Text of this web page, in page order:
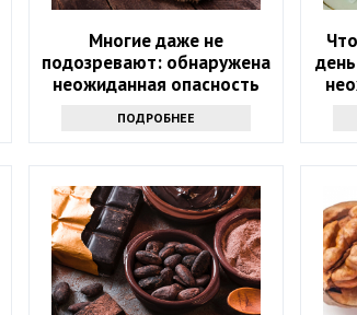
Многие даже не
подозревают: обнаружена
неожиданная опасность
ПОДРОБНЕЕ